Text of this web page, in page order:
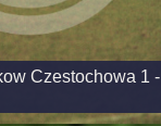
Czestochowa 1 -